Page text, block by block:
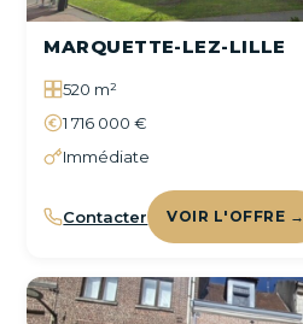
MARQUETTE-LEZ-LILLE
520 m²
1 716 000 €
Immédiate
Contacter VOIR L'OFFRE →